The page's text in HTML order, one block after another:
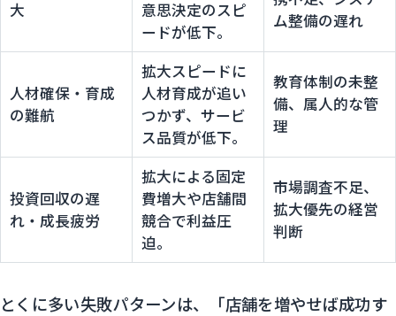
大
意思決定のスピ
ードが低下。
ム整備の遅れ
人材確保・育成
の難航
拡大スピードに
人材育成が追い
つかず、サービ
ス品質が低下。
教育体制の未整
備、属人的な管
理
投資回収の遅
れ・成長疲労
拡大による固定
費増大や店舗間
競合で利益圧
迫。
市場調査不足、
拡大優先の経営
判断
とくに多い失敗パターンは、「店舗を増やせば成功す